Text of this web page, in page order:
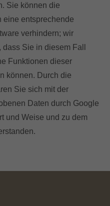
Sie können die
eine entsprechende
verhindern; wir
Sie in diesem Fall
Funktionen dieser
können. Durch die
Sie sich mit der
Daten durch Google
und Weise und zu dem